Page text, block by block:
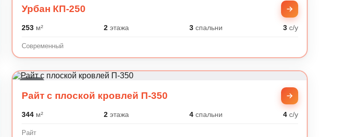
Урбан КП-250
253м² 2этажа 3спальни 3с/у
Современный
Райт с плоской кровлей П-350
344м² 2этажа 4спальни 4с/у
Райт